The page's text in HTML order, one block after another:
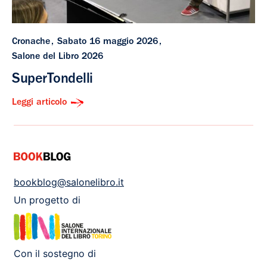
Cronache
Sabato 16 maggio 2026
Salone del Libro 2026
SuperTondelli
Leggi articolo
bookblog@salonelibro.it
Un progetto di
Con il sostegno di